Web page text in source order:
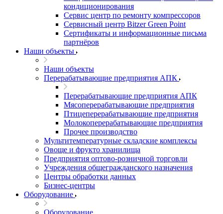
кондиционирования
Сервис центр по ремонту компрессоров
Сервисный центр Bitzer Green Point
Сертификаты и информационные письма
партнёров
Наши объекты
Наши объекты
Перерабатывающие предприятия АПК
Перерабатывающие предприятия АПК
Мясоперерабатывающие предприятия
Птицеперерабатывающие предприятия
Молокоперерабатывающие предприятия
Прочее производство
Мультитемпературные складские комплексы
Овоще и фрукто хранилища
Предприятия оптово-розничной торговли
Учреждения общегражданского назначения
Центры обработки данных
Бизнес-центры
Оборудование
Оборудование